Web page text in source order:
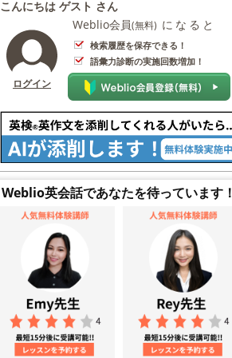
こんにちは ゲスト さん
ログイン
Weblio会員(無料) になると
検索履歴を保存できる！
語彙力診断の実施回数増加！
Weblio英会話であなたを待っています！